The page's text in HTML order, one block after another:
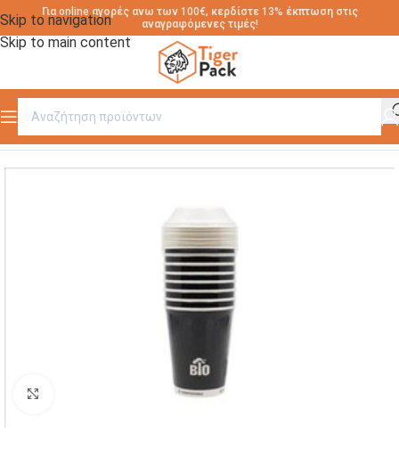
Skip to navigation
Skip to main content
Για online αγορές ανω των 100€, κερδίστε 13% έκπτωση στις
αναγραφόμενες τιμές!
Αρχική σελίδα / RETAIL